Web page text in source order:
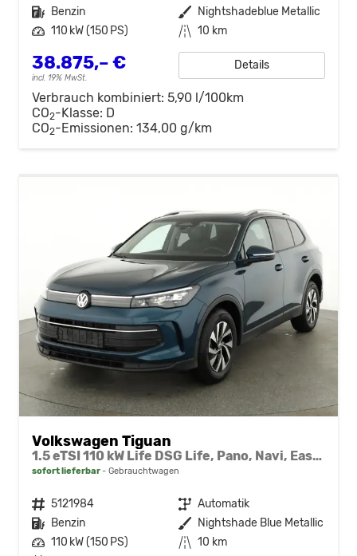
Kraftstoff Benzin Außenfarbe Nightshadeblue Metallic
Leistung 110 kW (150 PS) Kilometerstand 10 km
38.875,– €
incl. 19% MwSt.
Details
Verbrauch kombiniert: 5,90 l/100km
CO2-Klasse: D
CO2-Emissionen: 134,00 g/km
Volkswagen Tiguan
1.5 eTSI 110 kW Life DSG Life, Pano, Navi, EasyOpen, LED-Plus, 5 J.-Garantie
sofort lieferbar Gebrauchtwagen
Fahrzeugnr. 5121984 Getriebe Automatik
Kraftstoff Benzin Außenfarbe Nightshade Blue Metallic
Leistung 110 kW (150 PS) Kilometerstand 10 km